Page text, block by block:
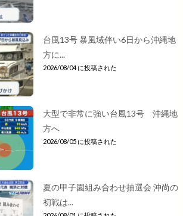
台風13号 暴風域伴い6日から沖縄地
方に...
2026/08/04 に投稿された
大型で非常に強い台風13号 沖縄地
方へ
2026/08/05 に投稿された
夏の甲子園組み合わせ抽選会 沖尚の
初戦は...